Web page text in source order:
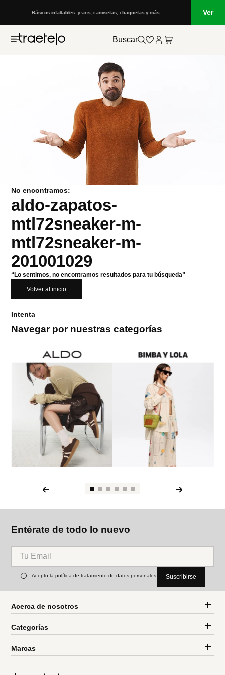
Básicos infaltables: jeans, camisetas, chaquetas y más Ver
Buscar
No encontramos:
aldo-zapatos-
mtl72sneaker-m-
mtl72sneaker-m-
201001029
“Lo sentimos, no encontramos resultados para tu búsqueda”
Volver al inicio
Intenta
Navegar por nuestras categorías
Entérate de todo lo nuevo
Acepto la política de tratamiento de datos personales Suscribirse
Acerca de nosotros
Categorías
Marcas